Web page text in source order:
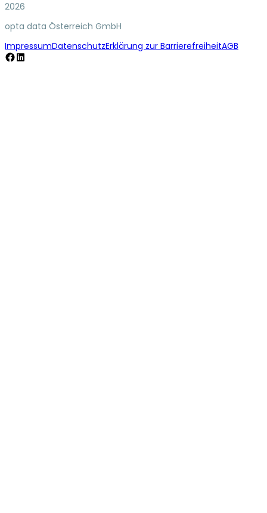
2026
opta data Österreich GmbH
ImpressumDatenschutzErklärung zur BarrierefreiheitAGB
Facebook